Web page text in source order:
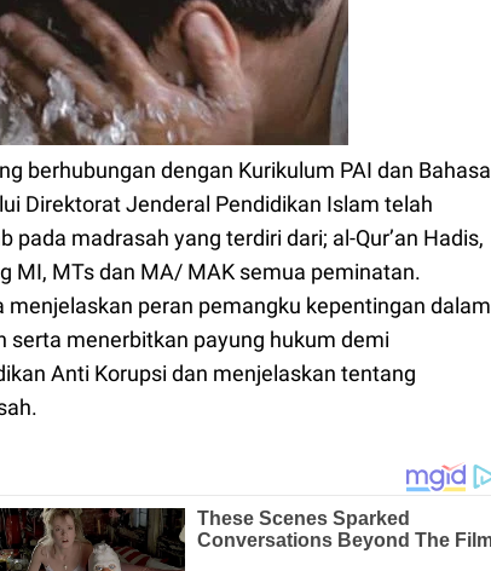
berhubungan dengan Kurikulum PAI dan Bahasa
Direktorat Jenderal Pendidikan Islam telah
madrasah yang terdiri dari; al-Qur’an Hadis,
MI, MTs dan MA/ MAK semua peminatan.
peran pemangku kepentingan dalam
menerbitkan payung hukum demi
Anti Korupsi dan menjelaskan tentang